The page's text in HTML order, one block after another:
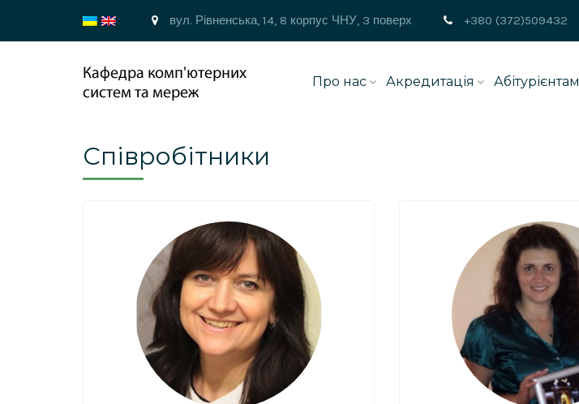
вул. Рівненська, 14, 8 корпус ЧНУ, 3 поверх +380 (372)509432
Про нас Акредитація Абітурієнтам
Співробітники